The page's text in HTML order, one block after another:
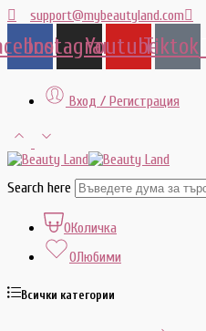
support@mybeautyland.com
InstagramYoutubeTiktok
Вход / Регистрация
Search here
0Количка
0Любими
Всички категории